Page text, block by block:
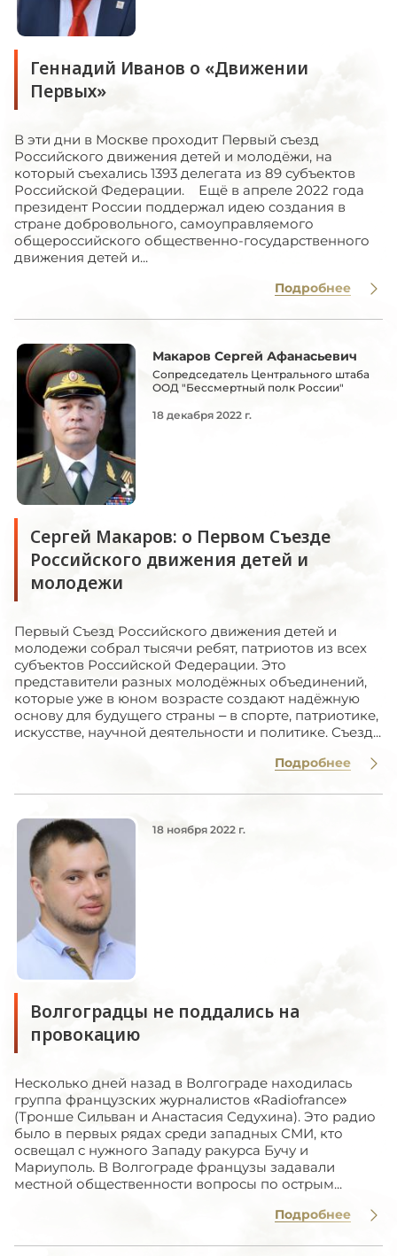
Геннадий Иванов о «Движении
Первых»
В эти дни в Москве проходит Первый съезд
Российского движения детей и молодёжи, на
который съехались 1393 делегата из 89 субъектов
Российской Федерации. Ещё в апреле 2022 года
президент России поддержал идею создания в
стране добровольного, самоуправляемого
общероссийского общественно-государственного
движения детей и...
Подробнее
Сергей Макаров: о Первом Съезде
Российского движения детей и
молодежи
Макаров Сергей Афанасьевич
Сопредседатель Центрального штаба
ООД "Бессмертный полк России"
18 декабря 2022 г.
Первый Съезд Российского движения детей и
молодежи собрал тысячи ребят, патриотов из всех
субъектов Российской Федерации. Это
представители разных молодёжных объединений,
которые уже в юном возрасте создают надёжную
основу для будущего страны – в спорте, патриотике,
искусстве, научной деятельности и политике. Съезд...
Подробнее
Волгоградцы не поддались на
провокацию
18 ноября 2022 г.
Несколько дней назад в Волгограде находилась
группа французских журналистов «Radiofrance»
(Тронше Сильван и Анастасия Седухина). Это радио
было в первых рядах среди западных СМИ, кто
освещал с нужного Западу ракурса Бучу и
Мариуполь. В Волгограде французы задавали
местной общественности вопросы по острым...
Подробнее